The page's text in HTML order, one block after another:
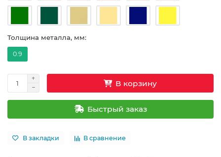
Толщина металла, мм:
0.9
В корзину
Быстрый заказ
В закладки В сравнение